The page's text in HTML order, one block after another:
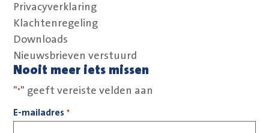
Privacyverklaring
Klachtenregeling
Downloads
Nieuwsbrieven verstuurd
Nooit meer iets missen
"*" geeft vereiste velden aan
E-mailadres *